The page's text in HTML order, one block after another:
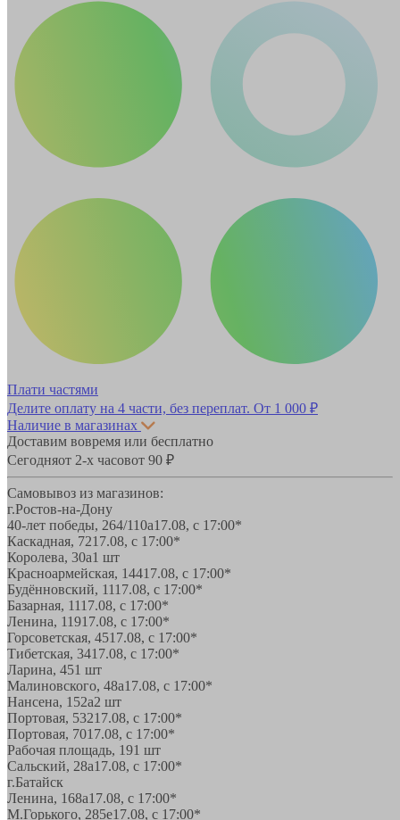
Плати частями
Делите оплату на 4 части, без переплат. От 1 000 ₽
Наличие в магазинах
Доставим вовремя или бесплатно
Сегодняот 2-х часовот 90 ₽
Самовывоз из магазинов:
г.Ростов-на-Дону
40-лет победы, 264/110а17.08, с 17:00*
Каскадная, 7217.08, с 17:00*
Королева, 30а1 шт
Красноармейская, 14417.08, с 17:00*
Будённовский, 1117.08, с 17:00*
Базарная, 1117.08, с 17:00*
Ленина, 11917.08, с 17:00*
Горсоветская, 4517.08, с 17:00*
Тибетская, 3417.08, с 17:00*
Ларина, 451 шт
Малиновского, 48а17.08, с 17:00*
Нансена, 152а2 шт
Портовая, 53217.08, с 17:00*
Портовая, 7017.08, с 17:00*
Рабочая площадь, 191 шт
Сальский, 28a17.08, с 17:00*
г.Батайск
Ленина, 168а17.08, с 17:00*
М.Горького, 285е17.08, с 17:00*